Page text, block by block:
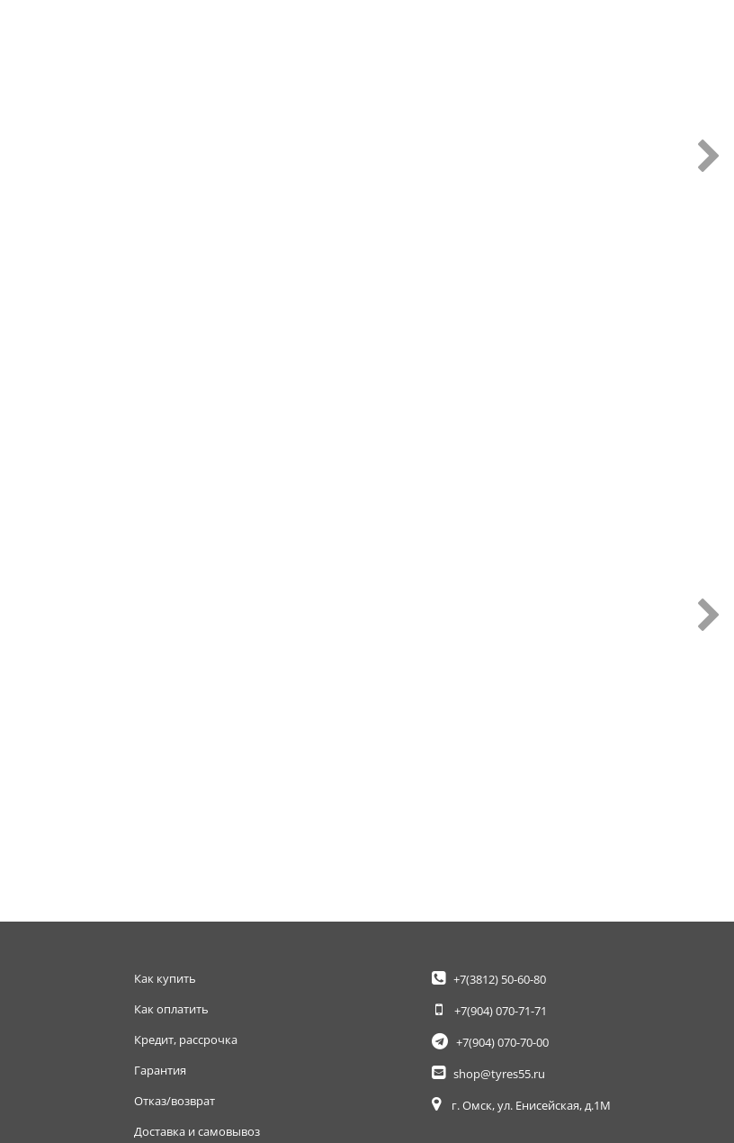
Как купить
Как оплатить
Кредит, рассрочка
Гарантия
Отказ/возврат
Доставка и самовывоз
+7(3812)50-60-80
+7(904)070-71-71
+7(904)070-70-00
shop@tyres55.ru
г. Омск, ул. Енисейская, д.1М